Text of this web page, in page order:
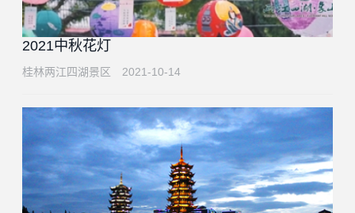
2021中秋花灯
桂林两江四湖景区 2021-10-14